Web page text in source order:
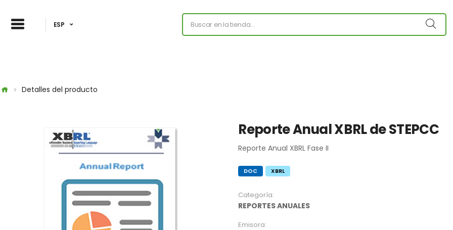
ESP
Detalles del producto
Reporte Anual XBRL de STEPCC
Reporte Anual XBRL Fase II
DOC XBRL
Categoría:
REPORTES ANUALES
Emisora: